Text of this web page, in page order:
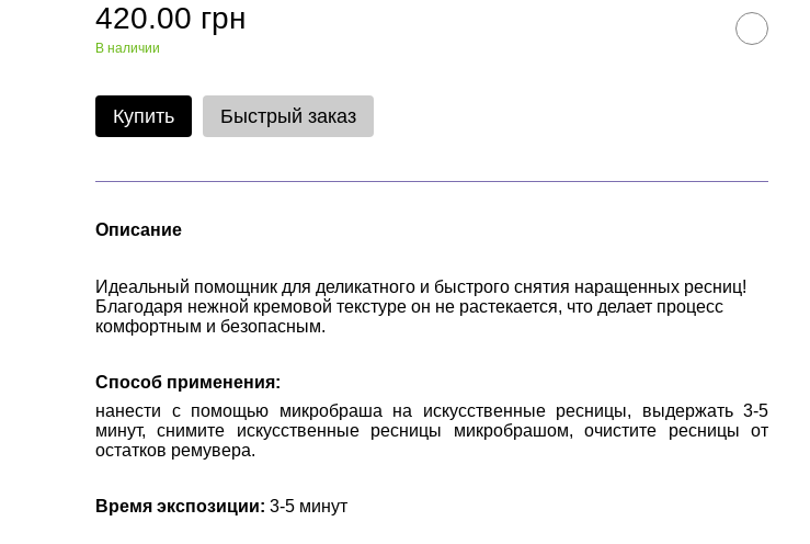
420.00 грн
В наличии
Купить Быстрый заказ
Описание
Идеальный помощник для деликатного и быстрого снятия наращенных ресниц!
Благодаря нежной кремовой текстуре он не растекается, что делает процесс
комфортным и безопасным.
Способ применения:
нанести с помощью микробраша на искусственные ресницы, выдержать 3-5
минут, снимите искусственные ресницы микробрашом, очистите ресницы от
остатков ремувера.
Время экспозиции: 3-5 минут